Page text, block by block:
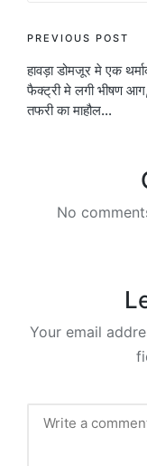
Post
PREVIOUS POST
हावड़ा डोमजूर मे एक
फैक्ट्री मे लगी भीषण
तफरी का माहौल…
No
Your email